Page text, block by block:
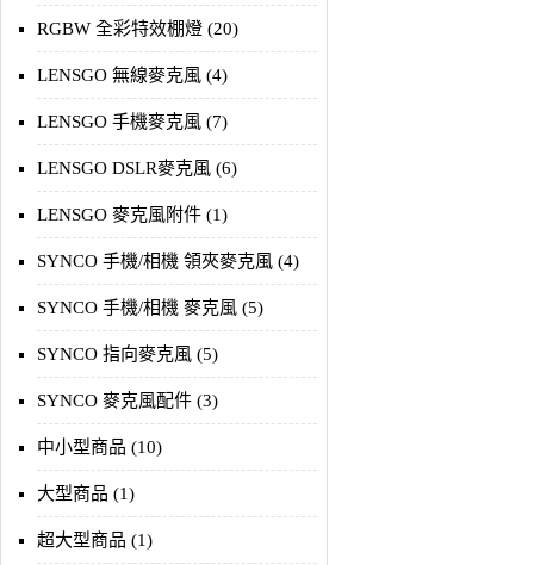
RGBW 全彩特效棚燈 (20)
LENSGO 無線麥克風 (4)
LENSGO 手機麥克風 (7)
LENSGO DSLR麥克風 (6)
LENSGO 麥克風附件 (1)
SYNCO 手機/相機 領夾麥克風 (4)
SYNCO 手機/相機 麥克風 (5)
SYNCO 指向麥克風 (5)
SYNCO 麥克風配件 (3)
中小型商品 (10)
大型商品 (1)
超大型商品 (1)